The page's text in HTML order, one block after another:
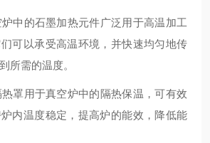
中的石墨加热元件广泛用于高温加工
可以承受高温环境，并快速均匀地传
所需的温度。
罩用于真空炉中的隔热保温，可有效
内温度稳定，提高炉的能效，降低能